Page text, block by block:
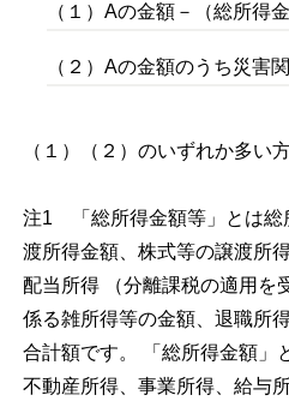
（１）Aの金額－（総所得
（２）Aの金額のうち災害
（１）（２）のいずれか多い
注1 「総所得金額等」とは総
渡所得金額、株式等の譲渡所
配当所得 （分離課税の適用を
係る雑所得等の金額、退職所
合計額です。 「総所得金額」
不動産所得、事業所得、給与